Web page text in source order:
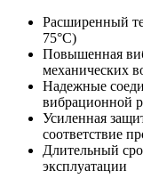
Расширенный
75°C)
Повышенная
механических
Надежные
вибрационной
Усиленная
соответствие
Длительный
эксплуатации